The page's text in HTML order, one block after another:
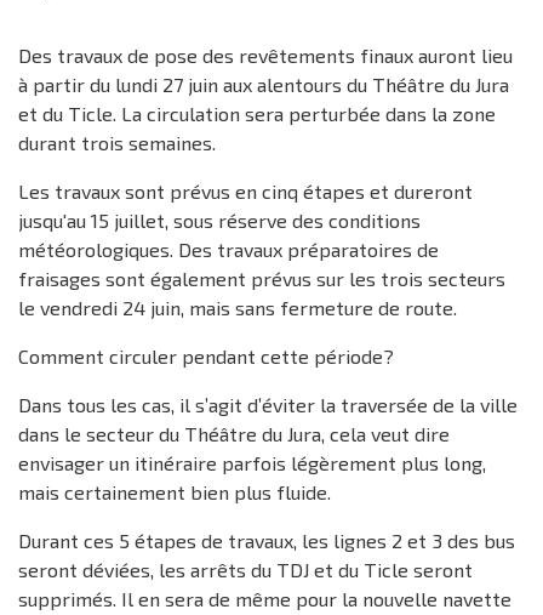
Des travaux de pose des revêtements finaux auront lieu
à partir du lundi 27 juin aux alentours du Théâtre du Jura
et du Ticle. La circulation sera perturbée dans la zone
durant trois semaines.
Les travaux sont prévus en cinq étapes et dureront
jusqu'au 15 juillet, sous réserve des conditions
météorologiques. Des travaux préparatoires de
fraisages sont également prévus sur les trois secteurs
le vendredi 24 juin, mais sans fermeture de route.
Comment circuler pendant cette période?
Dans tous les cas, il s’agit d’éviter la traversée de la ville
dans le secteur du Théâtre du Jura, cela veut dire
envisager un itinéraire parfois légèrement plus long,
mais certainement bien plus fluide.
Durant ces 5 étapes de travaux, les lignes 2 et 3 des bus
seront déviées, les arrêts du TDJ et du Ticle seront
supprimés. Il en sera de même pour la nouvelle navette